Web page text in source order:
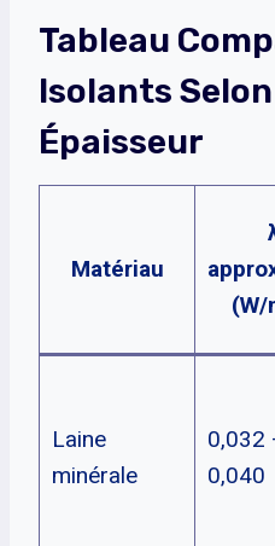
Tableau
Isolants
Épaisseur
Matériau
(W/
Laine
minérale
0,032
0,040